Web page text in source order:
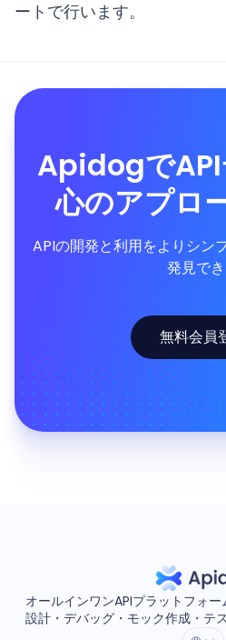
ートで行います。
ApidogでAPI
心のアプロ
APIの開発と利用をよりシン
発見で
無料会員
オールインワンAPIプラットフォー
設計・デバッグ・モック作成・テ